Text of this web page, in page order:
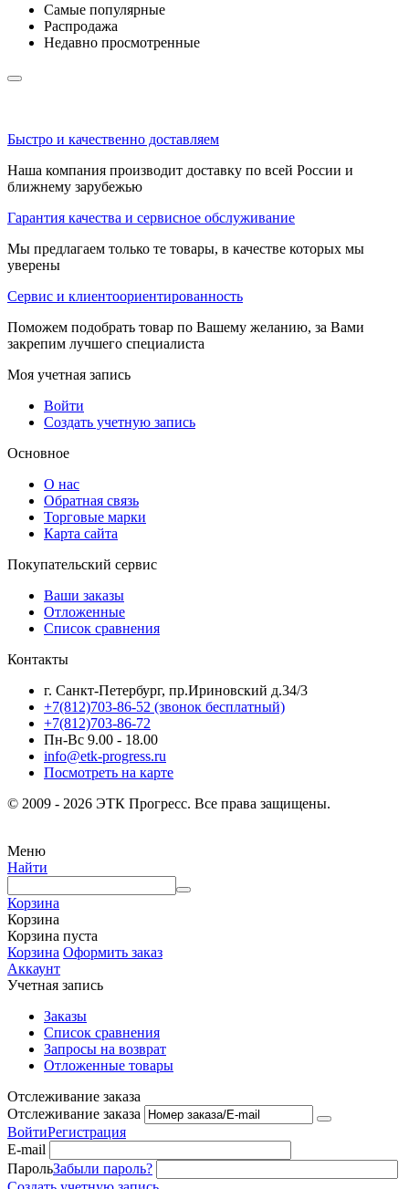
Самые популярные
Распродажа
Недавно просмотренные
Быстро и качественно доставляем
Наша компания производит доставку по всей России и
ближнему зарубежью
Гарантия качества и сервисное обслуживание
Мы предлагаем только те товары, в качестве которых мы
уверены
Сервис и клиентоориентированность
Поможем подобрать товар по Вашему желанию, за Вами
закрепим лучшего специалиста
Моя учетная запись
Войти
Создать учетную запись
Основное
О нас
Обратная связь
Торговые марки
Карта сайта
Покупательский сервис
Ваши заказы
Отложенные
Список сравнения
Контакты
г. Санкт-Петербург, пр.Ириновский д.34/3
+7(812)703-86-52 (звонок бесплатный)
+7(812)703-86-72
Пн-Вс 9.00 - 18.00
info@etk-progress.ru
Посмотреть на карте
© 2009 - 2026 ЭТК Прогресс. Все права защищены.
Меню
Найти
Корзина
Корзина
Корзина пуста
Корзина Оформить заказ
Аккаунт
Учетная запись
Заказы
Список сравнения
Запросы на возврат
Отложенные товары
Отслеживание заказа
Отслеживание заказа
ВойтиРегистрация
E-mail
ПарольЗабыли пароль?